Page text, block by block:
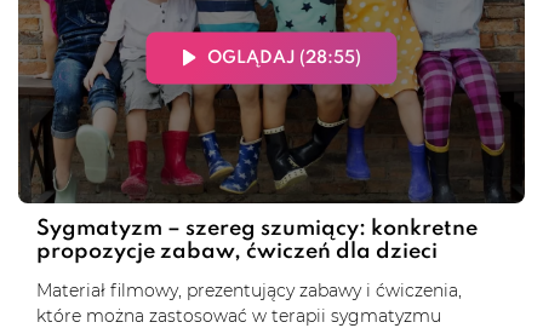
OGLĄDAJ (28:55)
Sygmatyzm – szereg szumiący: konkretne
propozycje zabaw, ćwiczeń dla dzieci
Materiał filmowy, prezentujący zabawy i ćwiczenia,
które można zastosować w terapii sygmatyzmu